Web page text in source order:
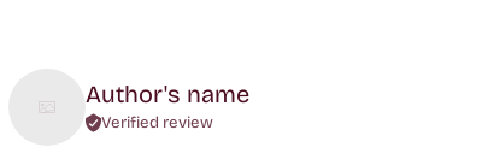
Author's name
Verified review